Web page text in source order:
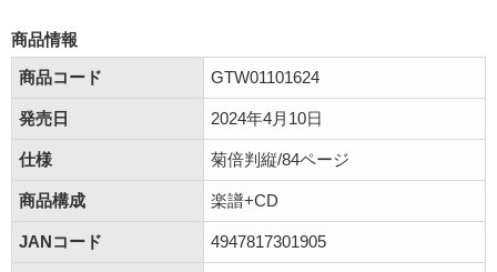
商品情報
商品コード
GTW01101624
発売日 2024年4月10日
仕様 菊倍判縦/84ページ
商品構成 楽譜+CD
JANコード 4947817301905